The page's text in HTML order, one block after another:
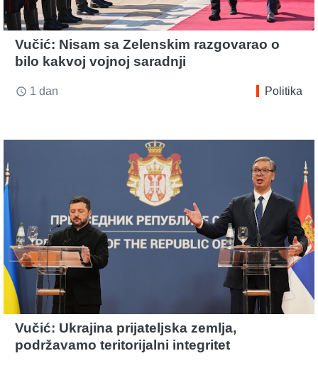
Vučić: Nisam sa Zelenskim razgovarao o
bilo kakvoj vojnoj saradnji
access_time 1 dan Politika
Vučić: Ukrajina prijateljska zemlja,
podržavamo teritorijalni integritet